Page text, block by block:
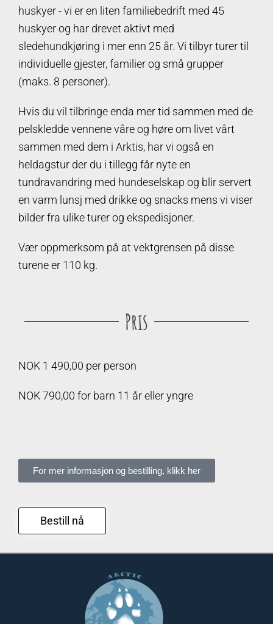
huskyer - vi er en liten familiebedrift med 45
huskyer og har drevet aktivt med
sledehundkjøring i mer enn 25 år. Vi tilbyr turer til
individuelle gjester, familier og små grupper
(maks. 8 personer).
Hvis du vil tilbringe enda mer tid sammen med de
pelskledde vennene våre og høre om livet vårt
sammen med dem i Arktis, har vi også en
heldagstur der du i tillegg får nyte en
tundravandring med hundeselskap og blir servert
en varm lunsj med drikke og snacks mens vi viser
bilder fra ulike turer og ekspedisjoner.
Vær oppmerksom på at vektgrensen på disse
turene er 110 kg.
Pris
NOK 1 490,00 per person
NOK 790,00 for barn 11 år eller yngre
For mer informasjon og bestilling, klikk her
Bestill nå